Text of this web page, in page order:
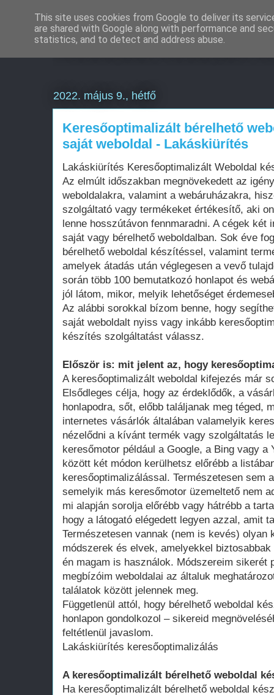
Weboldal készítés
2022. május 9., hétfő
Keresőoptimalizált bérelhető
saját weboldal - Lakáskiürítés
Lakáskiürítés Keresőoptimalizált Weboldal
Az elmúlt időszakban megnövekedett az
weboldalakra, valamint a webáruházakra,
szolgáltató vagy termékeket értékesítő, aki
lenne hosszútávon fennmaradni. A cégek két
saját vagy bérelhető weboldalban. Sok éve
bérelhető weboldal készítéssel, valamint
amelyek átadás után véglegesen a vevő
során több 100 bemutatkozó honlapot és
jól látom, mikor, melyik lehetőséget
Az alábbi sorokkal bízom benne, hogy
saját weboldalt nyiss vagy inkább
készítés szolgáltatást válassz.
Először is: mit jelent az, hogy
A keresőoptimalizált weboldal kifejezés már
Elsődleges célja, hogy az érdeklődők, a
honlapodra, sőt, előbb találjanak meg téged,
internetes vásárlók általában valamelyik
nézelődni a kívánt termék vagy szolgáltatás
keresőmotor például a Google, a Bing vagy a
között két módon kerülhetsz előrébb a
keresőoptimalizálással. Természetesen sem
semelyik más keresőmotor üzemeltető nem
mi alapján sorolja előrébb vagy hátrébb a
hogy a látogató elégedett legyen azzal, amit
Természetesen vannak (nem is kevés) olyan
módszerek és elvek, amelyekkel
én magam is használok. Módszereim sikerét
megbízóim weboldalai az általuk
találatok között jelennek meg.
Függetlenül attól, hogy bérelhető weboldal
honlapon gondolkozol – sikereid
feltétlenül javaslom.
Lakáskiürítés keresőoptimalizálás
A keresőoptimalizált bérelhető weboldal
Ha keresőoptimalizált bérelhető weboldal
This site uses cookies from Google to deliver its
are shared with Google along with performance and
statistics, and to detect and address abuse.